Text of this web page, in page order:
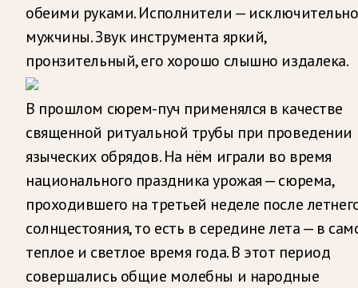
обеими руками. Исполнители — исключительно
мужчины. Звук инструмента яркий,
пронзительный, его хорошо слышно издалека.
В прошлом сюрем-пуч применялся в качестве
священной ритуальной трубы при проведении
языческих обрядов. На нём играли во время
национального праздника урожая — сюрема,
проходившего на третьей неделе после
солнцестояния, то есть в середине лета — в
теплое и светлое время года. В этот период
совершались общие молебны и народные